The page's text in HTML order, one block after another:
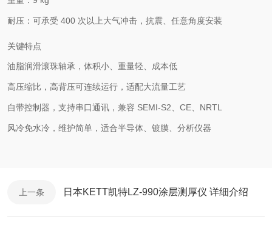
耐压：可承受 400 次以上大气冲击，抗震、任意角度安装
关键特点
油脂润滑滚珠轴承， 体积小、重量轻、成本低
高压缩比， 高背压可连续运行 ，适配大流量工艺
自带控制器，支持串口通讯，兼容 SEMI‑S2、CE、NRTL
风冷免水冷，维护简单，适合半导体、镀膜、分析仪器
上一条 日本KETT凯特LZ‑990涂层测厚仪 详细介绍